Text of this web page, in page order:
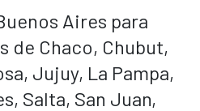
Aires para
de Chaco, Chubut,
Jujuy, La Pampa,
Salta, San Juan,